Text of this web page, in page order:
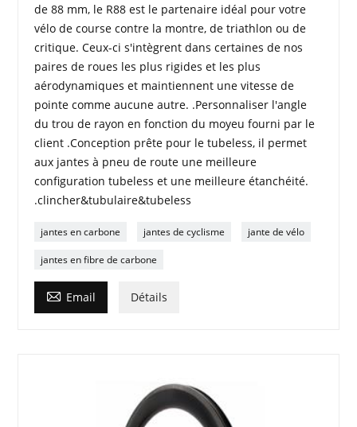
de 88 mm, le R88 est le partenaire idéal pour votre
vélo de course contre la montre, de triathlon ou de
critique. Ceux-ci s'intègrent dans certaines de nos
paires de roues les plus rigides et les plus
aérodynamiques et maintiennent une vitesse de
pointe comme aucune autre. .Personnaliser l'angle
du trou de rayon en fonction du moyeu fourni par le
client .Conception prête pour le tubeless, il permet
aux jantes à pneu de route une meilleure
configuration tubeless et une meilleure étanchéité.
.clincher&tubulaire&tubeless
jantes en carbone jantes de cyclisme jante de vélo
jantes en fibre de carbone
 Email Détails